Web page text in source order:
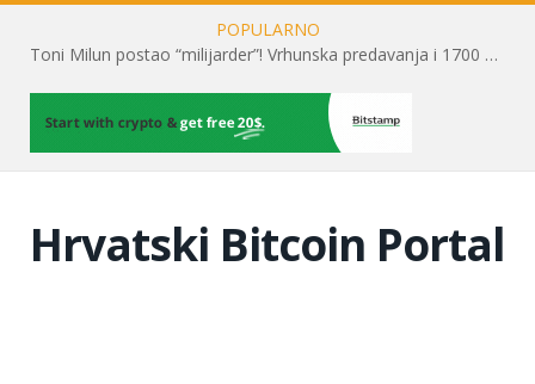
POPULARNO
Toni Milun postao “milijarder”! Vrhunska predavanja i 1700 posjetitelja obilježili su mjesec financijske pismenosti
Hrvatski Bitcoin Portal